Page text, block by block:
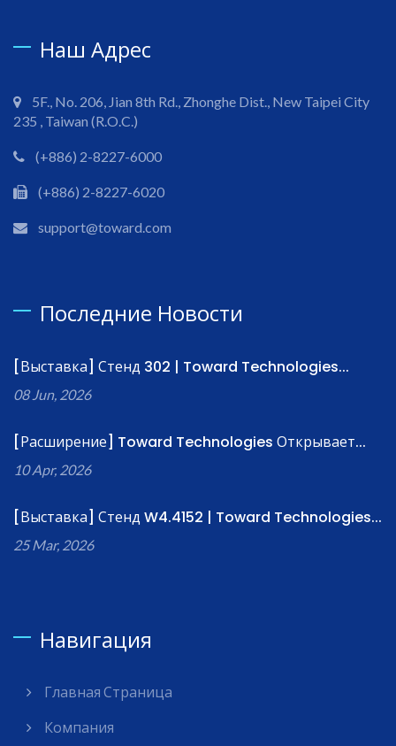
Наш Адрес
5F., No. 206, Jian 8th Rd., Zhonghe Dist., New Taipei City
235 , Taiwan (R.O.C.)
(+886) 2-8227-6000
(+886) 2-8227-6020
support@toward.com
Последние Новости
[Выставка] Стенд 302 | Toward Technologies...
08 Jun, 2026
[Расширение] Toward Technologies Открывает...
10 Apr, 2026
[Выставка] Стенд W4.4152 | Toward Technologies...
25 Mar, 2026
Навигация
Главная Страница
Компания